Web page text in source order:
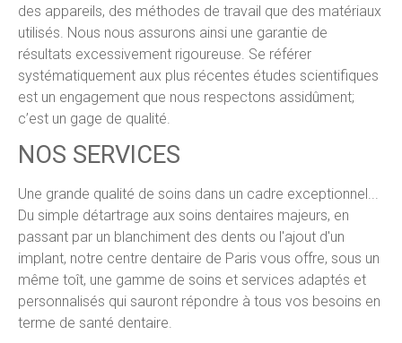
des appareils, des méthodes de travail que des matériaux
utilisés. Nous nous assurons ainsi une garantie de
résultats excessivement rigoureuse. Se référer
systématiquement aux plus récentes études scientifiques
est un engagement que nous respectons assidûment;
c’est un gage de qualité.
NOS SERVICES
Une grande qualité de soins dans un cadre exceptionnel...
Du simple détartrage aux soins dentaires majeurs, en
passant par un blanchiment des dents ou l'ajout d'un
implant, notre centre dentaire de Paris vous offre, sous un
même toît, une gamme de soins et services adaptés et
personnalisés qui sauront répondre à tous vos besoins en
terme de santé dentaire.